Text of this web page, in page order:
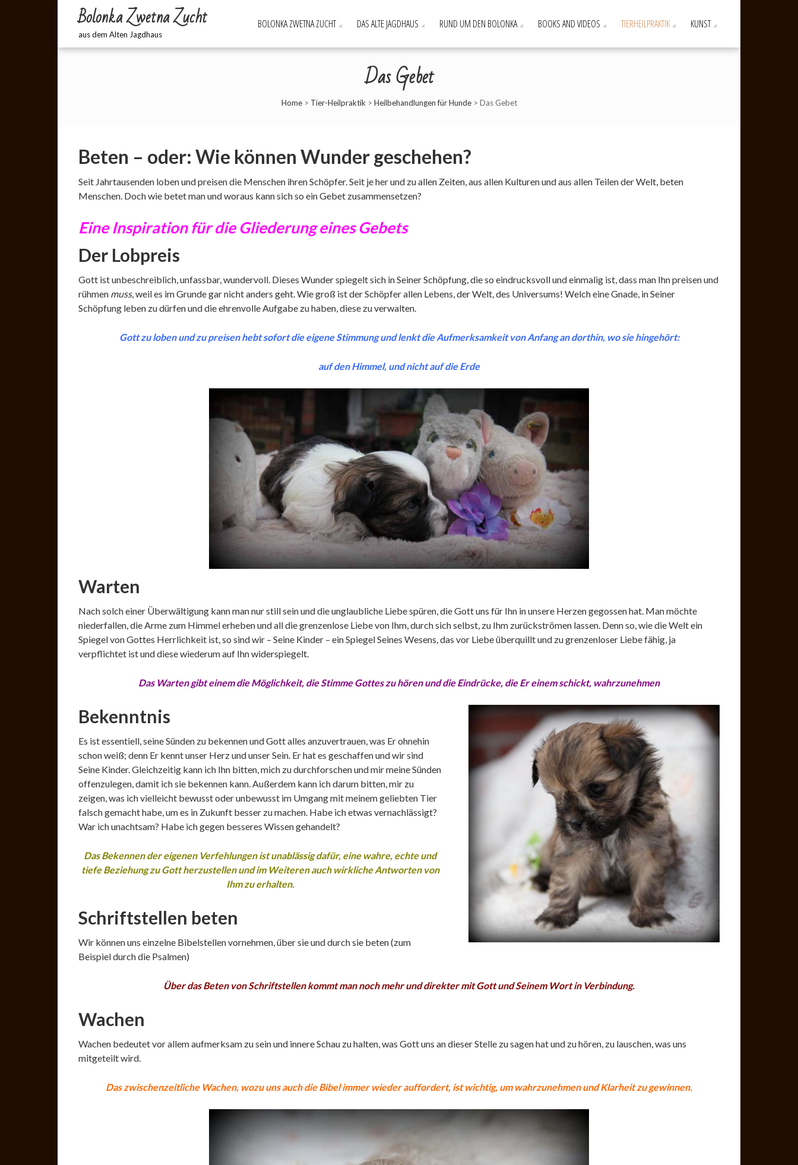
Bolonka Zwetna Zucht
aus dem Alten Jagdhaus
BOLONKA ZWETNA ZUCHT DAS ALTE JAGDHAUS RUND UM DEN BOLONKA BOOKS AND VIDEOS TIERHEILPRAKTIK KUNST
Das Gebet
Home> Tier-Heilpraktik > Heilbehandlungen für Hunde> Das Gebet
Beten – oder: Wie können Wunder geschehen?
Seit Jahrtausenden loben und preisen die Menschen ihren Schöpfer. Seit je her und zu allen Zeiten, aus allen Kulturen und aus allen Teilen der Welt, beten
Menschen. Doch wie betet man und woraus kann sich so ein Gebet zusammensetzen?
Eine Inspiration für die Gliederung eines Gebets
Der Lobpreis
Gott ist unbeschreiblich, unfassbar, wundervoll. Dieses Wunder spiegelt sich in Seiner Schöpfung, die so eindrucksvoll und einmalig ist, dass man Ihn preisen und
rühmen muss, weil es im Grunde gar nicht anders geht. Wie groß ist der Schöpfer allen Lebens, der Welt, des Universums! Welch eine Gnade, in Seiner
Schöpfung leben zu dürfen und die ehrenvolle Aufgabe zu haben, diese zu verwalten.
Gott zu loben und zu preisen hebt sofort die eigene Stimmungund lenkt die Aufmerksamkeit von Anfang an dorthin, wo sie hingehört:
auf den Himmel, und nicht auf die Erde
Warten
Nach solch einer Überwältigung kann man nur still sein und die unglaubliche Liebe spüren, die Gott uns für Ihn in unsere Herzen gegossen hat. Man möchte
niederfallen, die Arme zum Himmel erheben und all die grenzenlose Liebe von Ihm, durch sich selbst, zu Ihm zurückströmen lassen. Denn so, wie die Welt ein
Spiegel von Gottes Herrlichkeit ist, so sind wir – Seine Kinder – ein Spiegel Seines Wesens, das vor Liebe überquillt und zu grenzenloser Liebe fähig, ja
verpflichtet ist und diese wiederum auf Ihn widerspiegelt.
Das Warten gibt einem die Möglichkeit, die Stimme Gottes zu hören und die Eindrücke, die Er einem schickt, wahrzunehmen
Bekenntnis
Es ist essentiell, seine Sünden zu bekennen und Gott alles anzuvertrauen, was Er ohnehin
schon weiß; denn Er kennt unser Herz und unser Sein. Er hat es geschaffen und wir sind
Seine Kinder. Gleichzeitig kann ich Ihn bitten, mich zu durchforschen und mir meine Sünden
offenzulegen, damit ich sie bekennen kann. Außerdem kann ich darum bitten, mir zu
zeigen, was ich vielleicht bewusst oder unbewusst im Umgang mit meinem geliebten Tier
falsch gemacht habe, um es in Zukunft besser zu machen. Habe ich etwas vernachlässigt?
War ich unachtsam? Habe ich gegen besseres Wissen gehandelt?
Das Bekennen der eigenen Verfehlungen ist unablässig dafür, eine wahre, echte und
tiefe Beziehung zu Gott herzustellenund im Weiteren auch wirkliche Antworten von
Ihm zu erhalten.
Schriftstellen beten
Wir können uns einzelne Bibelstellen vornehmen,über sieund durch sie beten (zum
Beispiel durch die Psalmen)
Über das Beten von Schriftstellen kommt man noch mehr und direkter mit Gott und Seinem Wort in Verbindung.
Wachen
Wachen bedeutet vor allem aufmerksam zu sein und innere Schau zu halten, was Gott uns an dieser Stelle zu sagen hat und zu hören, zu lauschen, was uns
mitgeteilt wird.
Das zwischenzeitliche Wachen, wozu uns auch die Bibel immer wieder auffordert, ist wichtig, um wahrzunehmen und Klarheit zu gewinnen.